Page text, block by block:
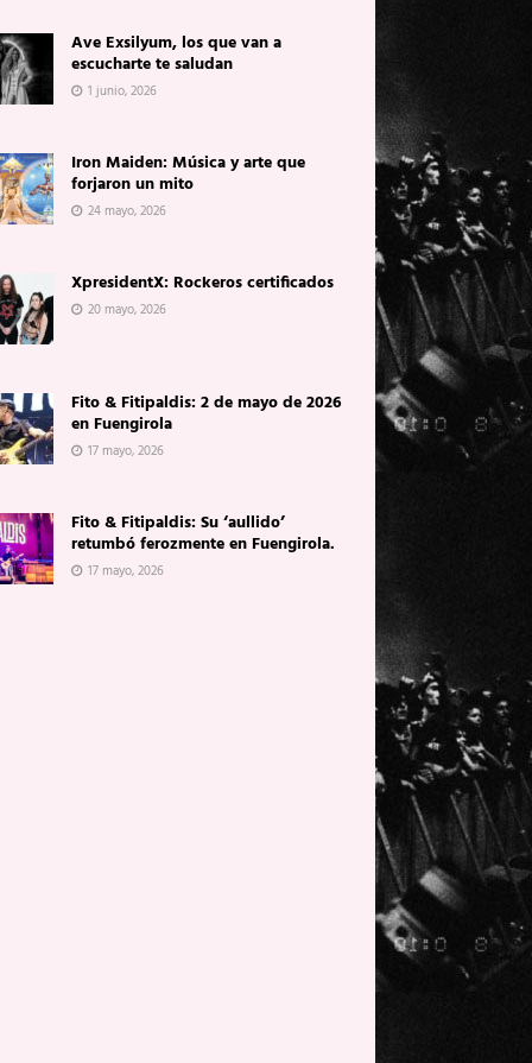
Ave Exsilyum, los que van a
escucharte te saludan
1 junio, 2026
Iron Maiden: Música y arte que
forjaron un mito
24 mayo, 2026
XpresidentX: Rockeros certificados
20 mayo, 2026
Fito & Fitipaldis: 2 de mayo de 2026
en Fuengirola
17 mayo, 2026
Fito & Fitipaldis: Su ‘aullido’
retumbó ferozmente en Fuengirola.
17 mayo, 2026